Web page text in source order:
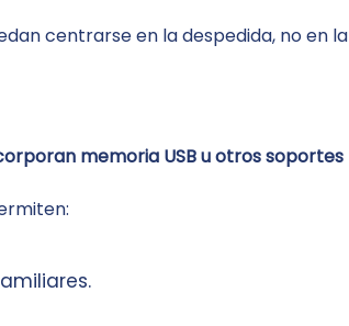
centrarse en la despedida, no en la
memoria USB u otros soportes